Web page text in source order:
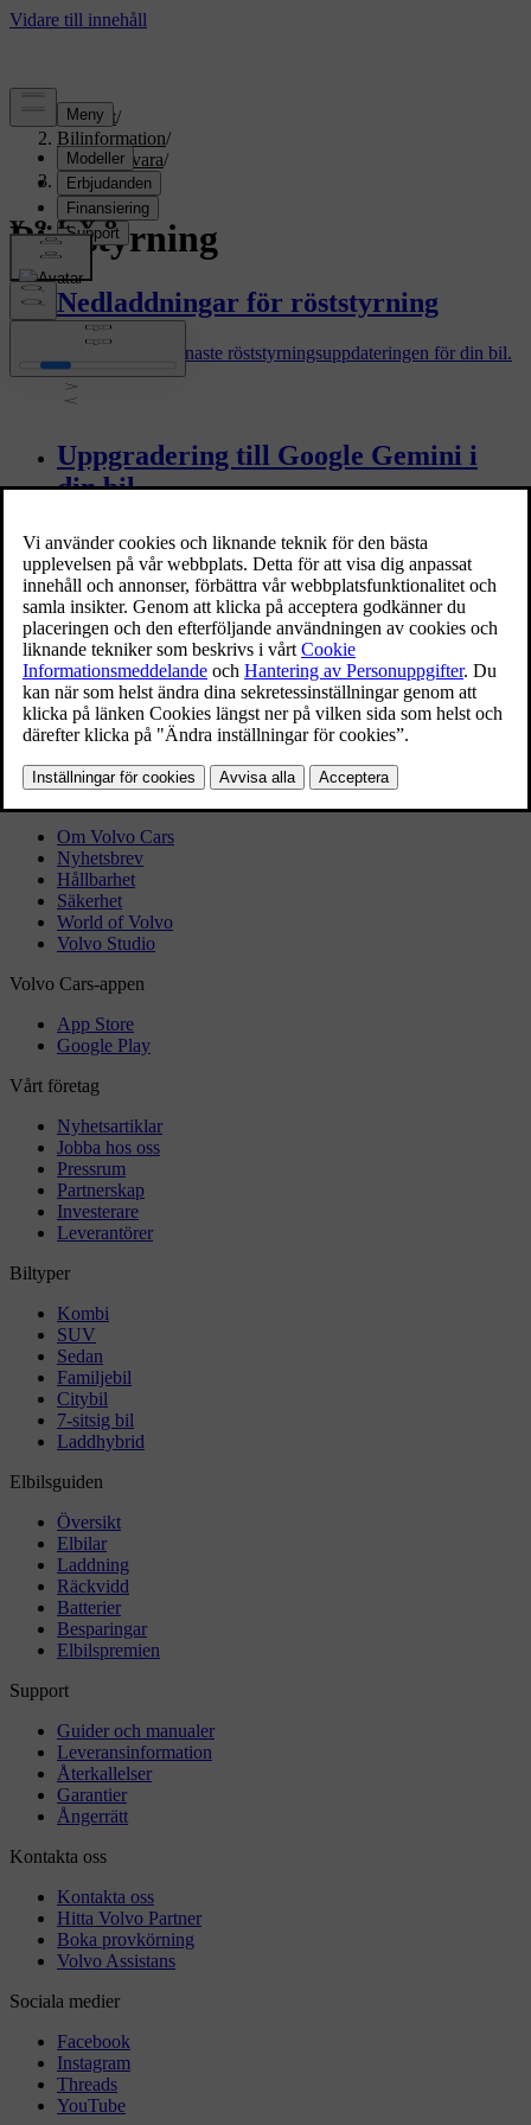
Support/
Bilinformation/
Bilmjukvara/
Röststyrning
Röststyrning
Nedladdningar för röststyrning
Ladda ner den senaste röststyrningsuppdateringen för din bil.
Uppgradering till Google Gemini i
din bil
Google Gemini införs successivt i Volvo-bilar som ett valfritt
uppgraderingsalternativ till Google Assistent. När funktionen
blir tillgänglig för ditt Google-konto kan du välja att aktivera
den för att komma igång.